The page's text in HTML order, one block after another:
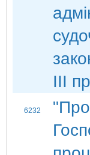
ІІІ
6232